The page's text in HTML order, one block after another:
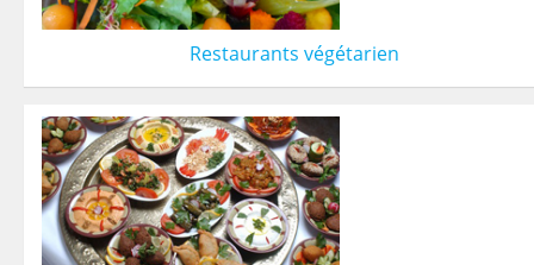
Restaurants végétarien